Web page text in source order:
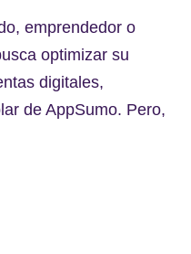
emprendedor o
optimizar su
digitales,
de AppSumo. Pero,